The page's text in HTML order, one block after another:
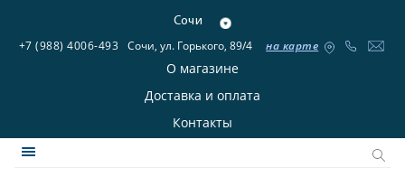
Сочи
+7 (988) 4006-493 Сочи, ул. Горького, 89/4 на карте
О магазине
Доставка и оплата
Контакты